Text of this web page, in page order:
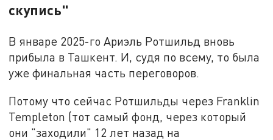
скупись"
В январе 2025-го Ариэль Ротшильд вновь
прибыла в Ташкент. И, судя по всему, то была
уже финальная часть переговоров.
Потому что сейчас Ротшильды через Franklin
Templeton (тот самый фонд, через который
они "заходили" 12 лет назад на